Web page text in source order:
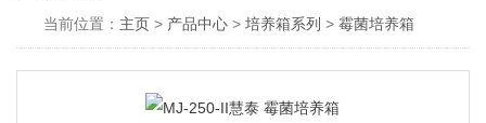
当前位置： 主页> 产品中心>培养箱系列 >霉菌培养箱